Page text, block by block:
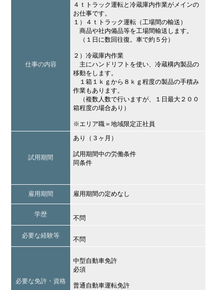
仕事の内容
４ｔトラック運転と冷蔵庫内作業がメインの
お仕事です。
１）４ｔトラック運転（工場間の輸送）
商品や社内備品等を工場間輸送します。
（１日に数回往復。車で約５分）
２）冷蔵庫内作業
主にハンドリフトを使い、冷蔵構内製品の
移動をします。
１箱１ｋｇから８ｋｇ程度の製品の手積み
作業もあります。
（複数人数で行いますが、１日最大２００
箱程度の場合あり）
※エリア職＝地域限定正社員
試用期間
あり（３ヶ月）
試用期間中の労働条件
同条件
雇用期間 雇用期間の定めなし
学歴
不問
必要な経験等
不問
必要な免許・資格
中型自動車免許
必須
普通自動車運転免許